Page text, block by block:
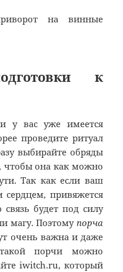
на винные
к
у вас уже имеется
проведите ритуал
выбирайте обряды
чтобы она как можно
Так как если ваш
привяжется
будет под силу
магу. Поэтому порча
очень важна и даже
порчи можно
iwitch.ru, который